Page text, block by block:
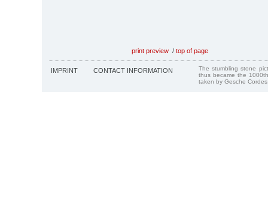
print preview / top of page
IMPRINT CONTACT INFORMATION
The stumbling stone
thus became the
taken by Gesche